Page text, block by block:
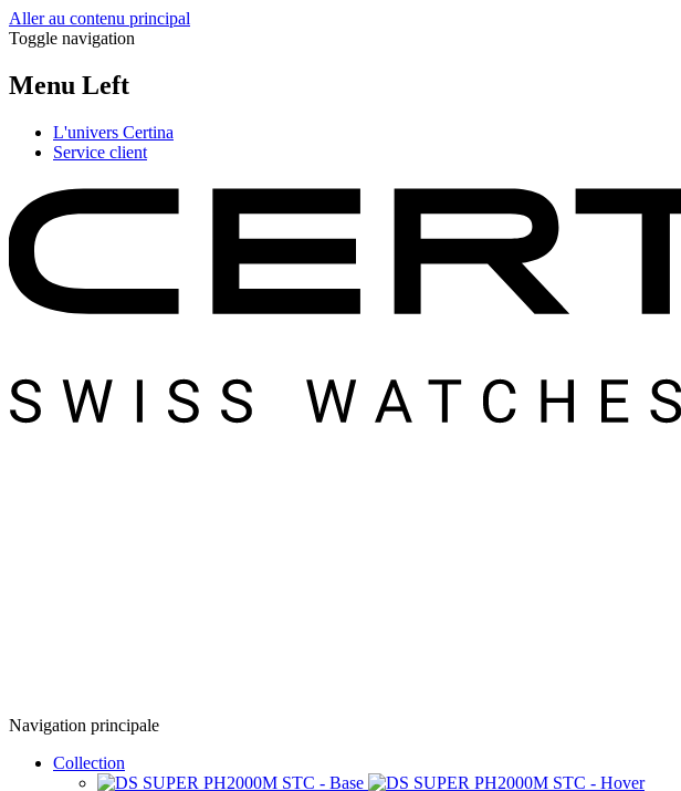
Aller au contenu principal
Toggle navigation
Menu Left
L'univers Certina
Service client
Navigation principale
Collection